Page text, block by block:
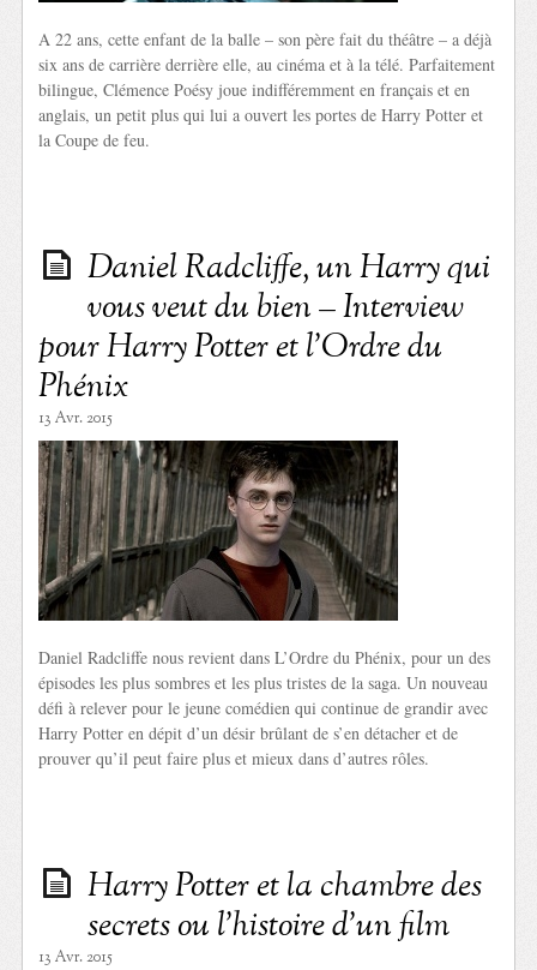
A 22 ans, cette enfant de la balle – son père fait du théâtre – a déjà
six ans de carrière derrière elle, au cinéma et à la télé. Parfaitement
bilingue, Clémence Poésy joue indifféremment en français et en
anglais, un petit plus qui lui a ouvert les portes de Harry Potter et
la Coupe de feu.
Daniel Radcliffe, un Harry qui
vous veut du bien – Interview
pour Harry Potter et l’Ordre du
Phénix
13 Avr. 2015
Daniel Radcliffe nous revient dans L’Ordre du Phénix, pour un des
épisodes les plus sombres et les plus tristes de la saga. Un nouveau
défi à relever pour le jeune comédien qui continue de grandir avec
Harry Potter en dépit d’un désir brûlant de s’en détacher et de
prouver qu’il peut faire plus et mieux dans d’autres rôles.
Harry Potter et la chambre des
secrets ou l’histoire d’un film
13 Avr. 2015